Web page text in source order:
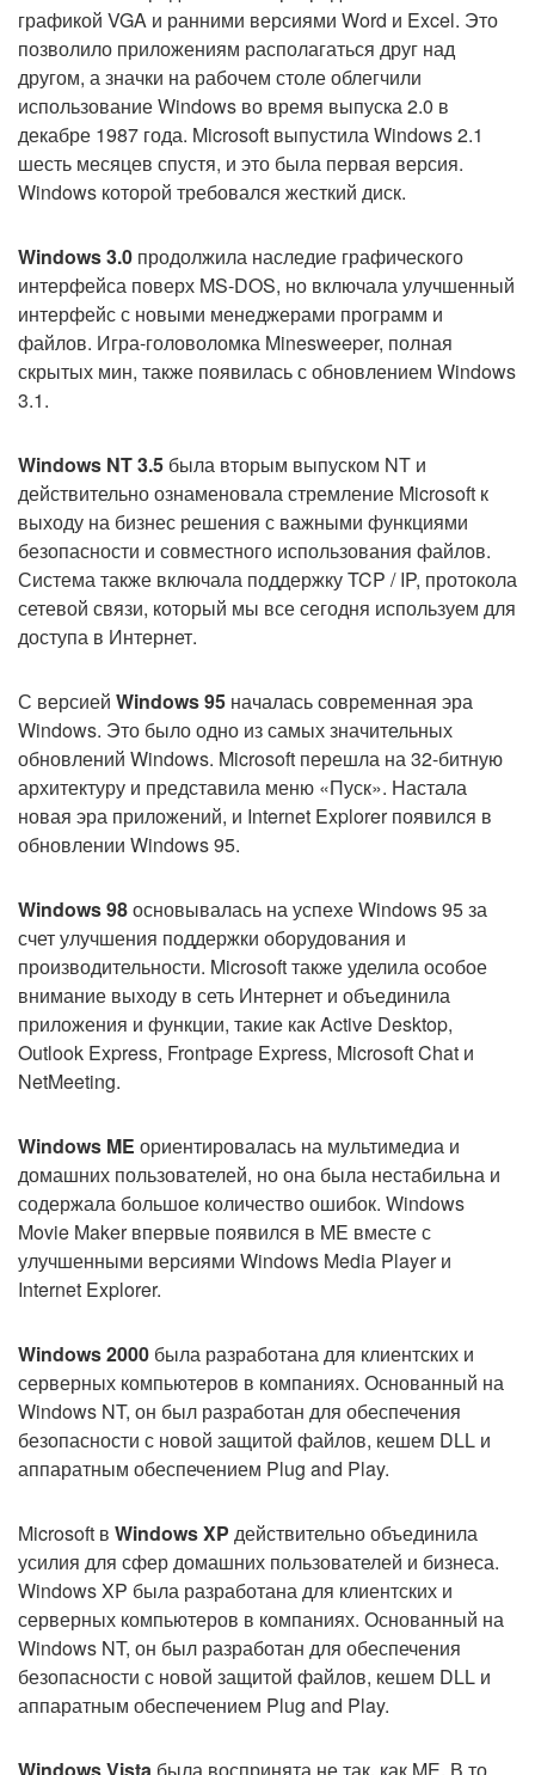
графикой VGA и ранними версиями Word и Excel. Это
позволило приложениям располагаться друг над
другом, а значки на рабочем столе облегчили
использование Windows во время выпуска 2.0 в
декабре 1987 года. Microsoft выпустила Windows 2.1
шесть месяцев спустя, и это была первая версия.
Windows которой требовался жесткий диск.
Windows 3.0 продолжила наследие графического
интерфейса поверх MS-DOS, но включала улучшенный
интерфейс с новыми менеджерами программ и
файлов. Игра-головоломка Minesweeper, полная
скрытых мин, также появилась с обновлением Windows
3.1.
Windows NT 3.5 была вторым выпуском NT и
действительно ознаменовала стремление Microsoft к
выходу на бизнес решения с важными функциями
безопасности и совместного использования файлов.
Система также включала поддержку TCP / IP, протокола
сетевой связи, который мы все сегодня используем для
доступа в Интернет.
С версией Windows 95 началась современная эра
Windows. Это было одно из самых значительных
обновлений Windows. Microsoft перешла на 32-битную
архитектуру и представила меню «Пуск». Настала
новая эра приложений, и Internet Explorer появился в
обновлении Windows 95.
Windows 98основывалась на успехе Windows 95 за
счет улучшения поддержки оборудования и
производительности. Microsoft также уделила особое
внимание выходу в сеть Интернет и объединила
приложения и функции, такие как Active Desktop,
Outlook Express, Frontpage Express, Microsoft Chat и
NetMeeting.
Windows ME ориентировалась на мультимедиа и
домашних пользователей, но она была нестабильна и
содержала большое количество ошибок. Windows
Movie Maker впервые появился в ME вместе с
улучшенными версиями Windows Media Player и
Internet Explorer.
Windows 2000 была разработана для клиентских и
серверных компьютеров в компаниях. Основанный на
Windows NT, он был разработан для обеспечения
безопасности с новой защитой файлов, кешем DLL и
аппаратным обеспечением Plug and Play.
Microsoft в Windows XP действительно объединила
усилия для сфер домашних пользователей и бизнеса.
Windows XP была разработана для клиентских и
серверных компьютеров в компаниях. Основанный на
Windows NT, он был разработан для обеспечения
безопасности с новой защитой файлов, кешем DLL и
аппаратным обеспечением Plug and Play.